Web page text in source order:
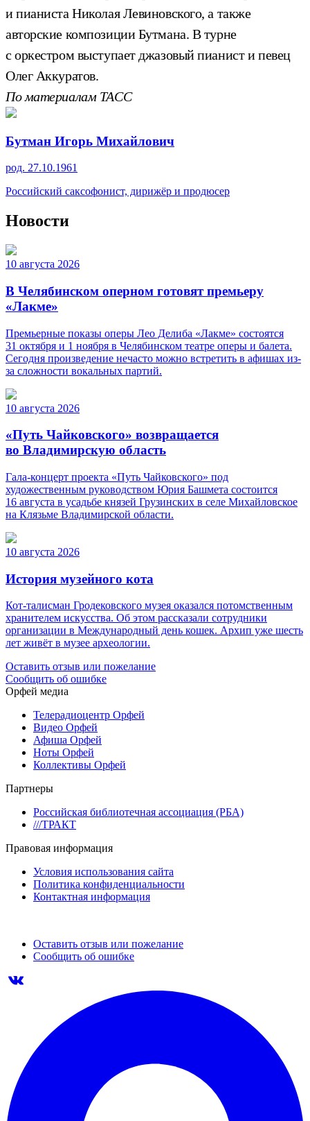
и пианиста Николая Левиновского, а также
авторские композиции Бутмана. В турне
с оркестром выступает джазовый пианист и певец
Олег Аккуратов.
По материалам ТАСС
Бутман Игорь Михайлович
род. 27.10.1961
Российский саксофонист, дирижёр и продюсер
Новости
10 августа 2026
В Челябинском оперном готовят премьеру
«Лакме»
Премьерные показы оперы Лео Делиба «Лакме» состоятся
31 октября и 1 ноября в Челябинском театре оперы и балета.
Сегодня произведение нечасто можно встретить в афишах из-
за сложности вокальных партий.
10 августа 2026
«Путь Чайковского» возвращается
во Владимирскую область
Гала-концерт проекта «Путь Чайковского» под
художественным руководством Юрия Башмета состоится
16 августа в усадьбе князей Грузинских в селе Михайловское
на Клязьме Владимирской области.
10 августа 2026
История музейного кота
Кот-талисман Гродековского музея оказался потомственным
хранителем искусства. Об этом рассказали сотрудники
организации в Международный день кошек. Архип уже шесть
лет живёт в музее археологии.
Оставить отзыв или пожелание
Сообщить об ошибке
Орфей медиа
Телерадиоцентр Орфей
Видео Орфей
Афиша Орфей
Ноты Орфей
Коллективы Орфей
Партнеры
Российская библиотечная ассоциация (РБА)
///ТРАКТ
Правовая информация
Условия использования сайта
Политика конфиденциальности
Контактная информация
Оставить отзыв или пожелание
Сообщить об ошибке